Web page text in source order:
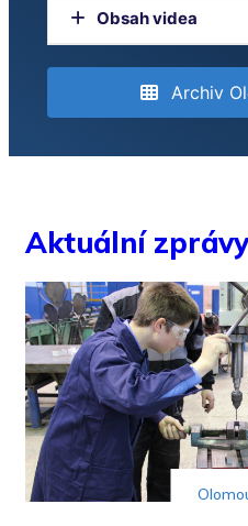
Obsah videa
ZPRÁVY
Pokusný odlov ryb v
Fond pomocci dětem
Tip na výlet – Hrubá
Příměstské tábory
Zubři v ZOO mají
KULTURA
(Nejen)
SPORT
Sigma jen remizovala
Archiv
Aktuální zprávy